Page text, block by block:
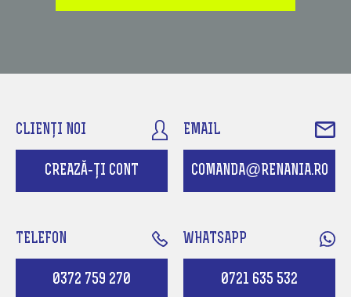
CLIENȚI NOI
CREAZĂ-ȚI CONT
EMAIL
COMANDA@RENANIA.RO
TELEFON
0372 759 270
WHATSAPP
0721 635 532